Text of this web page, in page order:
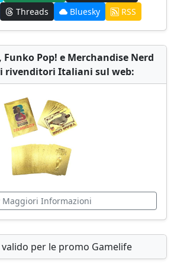
Threads Bluesky RSS
Funko Pop! e Merchandise Nerd
rivenditori Italiani sul web:
Maggiori Informazioni
per le promo Gamelife